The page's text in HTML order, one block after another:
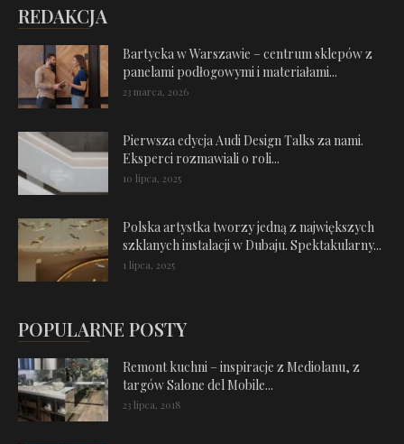
REDAKCJA
Bartycka w Warszawie – centrum sklepów z
panelami podłogowymi i materiałami...
23 marca, 2026
Pierwsza edycja Audi Design Talks za nami.
Eksperci rozmawiali o roli...
10 lipca, 2025
Polska artystka tworzy jedną z największych
szklanych instalacji w Dubaju. Spektakularny...
1 lipca, 2025
POPULARNE POSTY
Remont kuchni – inspiracje z Mediolanu, z
targów Salone del Mobile...
23 lipca, 2018